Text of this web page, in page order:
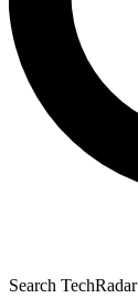
Search TechRadar